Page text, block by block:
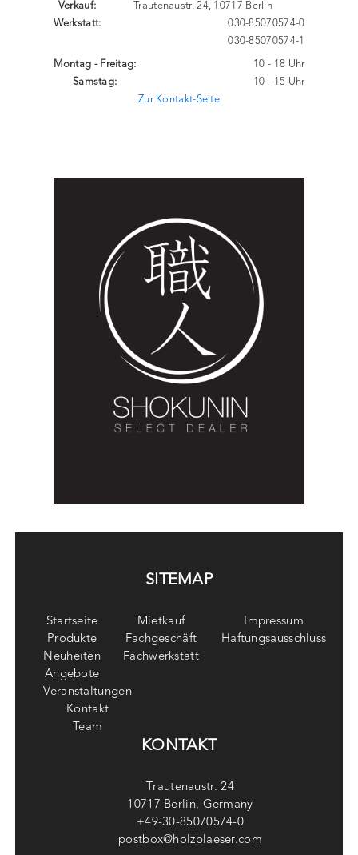
Trautenaustr. 24, 10717 Berlin
Verkauf:
Werkstatt:
030-85070574-0
030-85070574-1
Montag - Freitag:
Samstag:
10 - 18 Uhr
10 - 15 Uhr
Zur Kontakt-Seite
SITEMAP
Startseite
Produkte
Neuheiten
Angebote
Mietkauf
Fachgeschäft
Fachwerkstatt
Impressum
Haftungsausschluss
Veranstaltungen
Kontakt
Team
KONTAKT
Trautenaustr. 24
10717 Berlin, Germany
+49-30-85070574-0
postbox@holzblaeser.com